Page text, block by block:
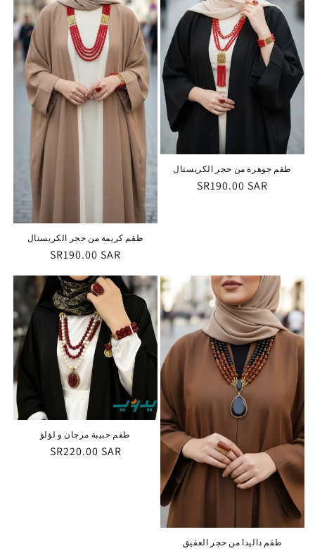
طقم جوهرة من حجر الكريستال
السعر
SR190.00 SAR
طقم كريمة من حجر الكريستال
السعر
SR190.00 SAR
طقم داليدا من حجر العقيق
طقم حبيبة مرجان و لؤلؤ
السعر
SR220.00 SAR